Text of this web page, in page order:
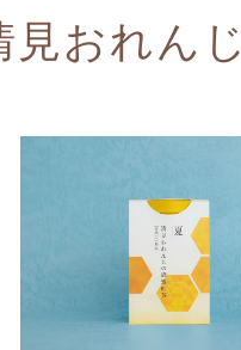
見おれん